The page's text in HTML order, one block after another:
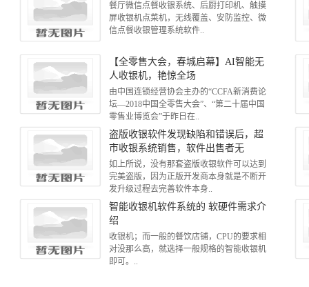
餐厅微信点餐收银系统、后厨打印机、触摸
屏收银机点菜机，无线覆盖、安防监控、微
信点餐收银管理系统软件..
【全零售大会，春城启幕】AI智能无
人收银机，艳惊全场
由中国连锁经营协会主办的“CCFA新消费论
坛—2018中国全零售大会”、“第二十届中国
零售业博览会”于昨日在..
盗版收银软件发现缺陷和错误后，超
市收银系统销售，软件出售者无
如上所说，没有那套盗版收银软件可以达到
完美盗版，因为正版开发商本身就是不断开
发升级过程去完善软件本身..
智能收银机软件系统的 软硬件需求介
绍
收银机；而一般的餐饮店铺，CPU的要求相
对没那么高，就选择一般规格的智能收银机
即可。..